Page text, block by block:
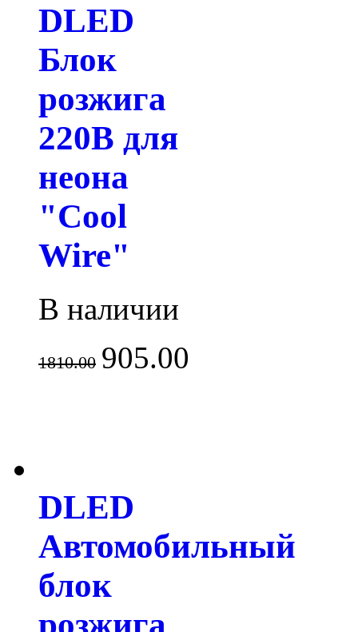
DLED
Блок
розжига
220В для
неона
"Cool
Wire"
В наличии
1810.00 905.00
DLED
Автомобильный
блок
розжига